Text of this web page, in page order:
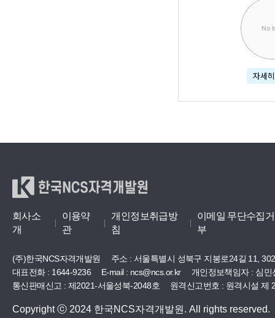
No
자세
한국NCS자격개발원
회사소
개
이용약
관
개인정보취급방
침
이메일 무단수집거
부
(주)한국NCS자격개발원 주소 : 서울특별시 성북구 지봉로24길 11,
대표전화 : 1644-9236
E-mail : ncs@ncs.or.kr
개인정보책임자 : 심민
통신판매신고 : 제2021-서울성북-2048호
원격신고번호 : 원격시설 제
Copyright ⓒ 2024 한국NCS자격개발원. All rights reserved.